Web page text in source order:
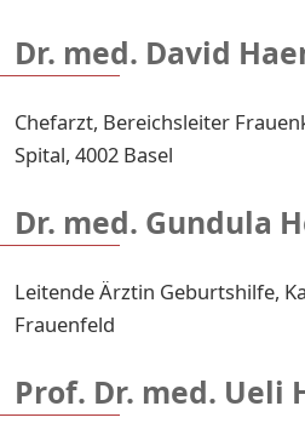
Dr. med. David
Chefarzt, Bereichsleiter
Spital, 4002 Basel
Dr. med. Gundula
Leitende Ärztin Geburtshilfe,
Frauenfeld
Prof. Dr. med. Ueli